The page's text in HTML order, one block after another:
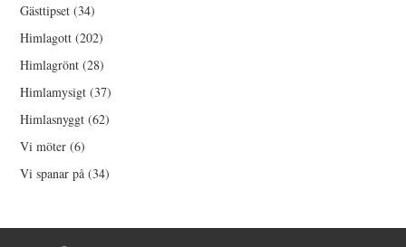
Gästtipset (34)
Himlagott (202)
Himlagrönt (28)
Himlamysigt (37)
Himlasnyggt (62)
Vi möter (6)
Vi spanar på (34)